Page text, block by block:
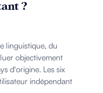
?
linguistique, du
objectivement
d'origine. Les six
indépendant